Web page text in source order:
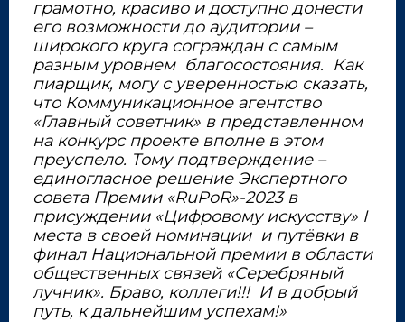
грамотно, красиво и доступно донести
его возможности до аудитории –
широкого круга сограждан с самым
разным уровнем благосостояния. Как
пиарщик, могу с уверенностью сказать,
что Коммуникационное агентство
«Главный советник» в представленном
на конкурс проекте вполне в этом
преуспело. Тому подтверждение –
единогласное решение Экспертного
совета Премии «RuPoR»-2023 в
присуждении «Цифровому искусству» I
места в своей номинации и путёвки в
финал Национальной премии в области
общественных связей «Серебряный
лучник». Браво, коллеги!!! И в добрый
путь, к дальнейшим успехам!»